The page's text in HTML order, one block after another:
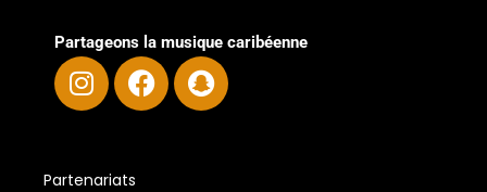
Partageons la musique caribéenne
Partenariats